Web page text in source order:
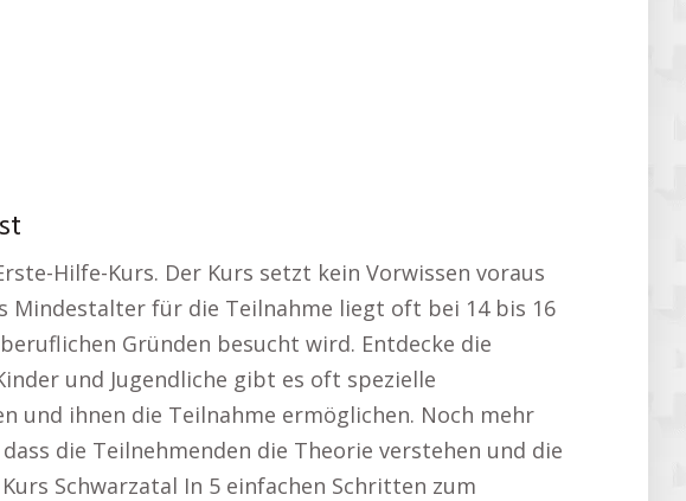
Hilfe-Kurs. Der Kurs setzt kein Vorwissen voraus
Mindestalter für die Teilnahme liegt oft bei 14 bis 16
Gründen besucht wird. Entdecke die
und Jugendliche gibt es oft spezielle
und ihnen die Teilnahme ermöglichen. Noch mehr
die Teilnehmenden die Theorie verstehen und die
Schwarzatal In 5 einfachen Schritten zum